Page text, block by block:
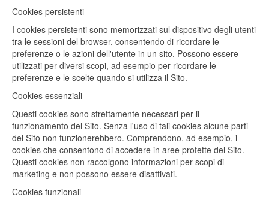
Cookies persistenti
I cookies persistenti sono memorizzati sul dispositivo degli utenti
tra le sessioni del browser, consentendo di ricordare le
preferenze o le azioni dell'utente in un sito. Possono essere
utilizzati per diversi scopi, ad esempio per ricordare le
preferenze e le scelte quando si utilizza il Sito.
Cookies essenziali
Questi cookies sono strettamente necessari per il
funzionamento del Sito. Senza l'uso di tali cookies alcune parti
del Sito non funzionerebbero. Comprendono, ad esempio, i
cookies che consentono di accedere in aree protette del Sito.
Questi cookies non raccolgono informazioni per scopi di
marketing e non possono essere disattivati.
Cookies funzionali